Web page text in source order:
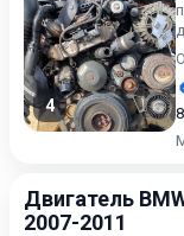
4
Двигатель
2007-2011